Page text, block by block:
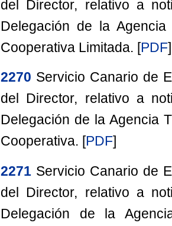
del Director, relativo a
Delegación de la
Cooperativa Limitada. [PDF]
2270 Servicio Canario de
del Director, relativo a
Delegación de la Agencia
Cooperativa. [PDF]
2271 Servicio Canario de
del Director, relativo a
Delegación de la